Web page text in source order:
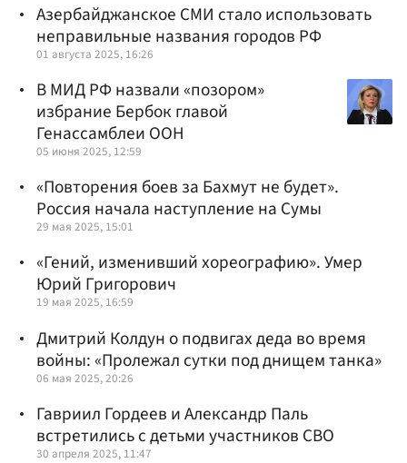
Азербайджанское СМИ стало использовать
неправильные названия городов РФ
01 августа 2025, 16:26
В МИД РФ назвали «позором»
избрание Бербок главой
Генассамблеи ООН
05 июня 2025, 12:59
«Повторения боев за Бахмут не будет».
Россия начала наступление на Сумы
29 мая 2025, 15:01
«Гений, изменивший хореографию». Умер
Юрий Григорович
19 мая 2025, 16:59
Дмитрий Колдун о подвигах деда во время
войны: «Пролежал сутки под днищем танка»
06 мая 2025, 20:26
Гавриил Гордеев и Александр Паль
встретились с детьми участников СВО
30 апреля 2025, 11:47